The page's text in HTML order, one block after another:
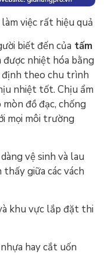
việc rất hiệu quả
biết đến của tấm
được nhiệt hóa bằng
theo chu trình
nhiệt tốt. Chịu ẩm
đồ đạc, chống
mọi môi trường
vệ sinh và lau
giữa các vách
khu vực lắp đặt thi
hay cắt uốn